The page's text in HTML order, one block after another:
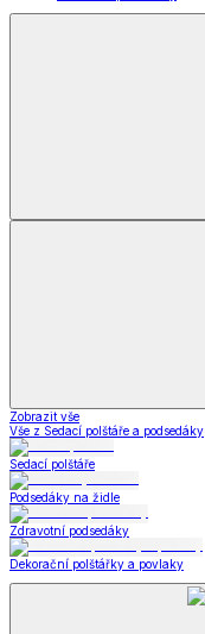
Zobrazit vše
Vše z Sedací polštáře a podsedáky
Sedací polštáře
Podsedáky na židle
Zdravotní podsedáky
Dekorační polštářky a povlaky